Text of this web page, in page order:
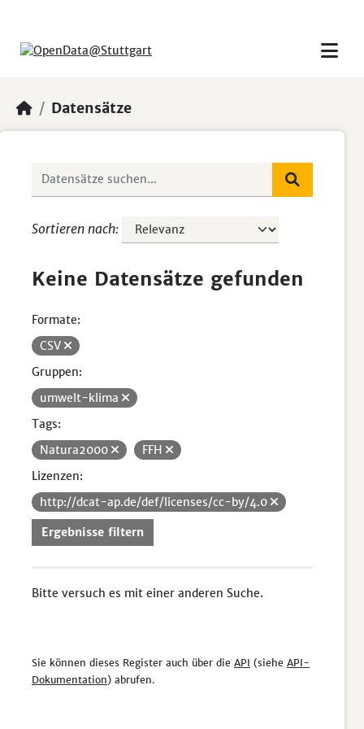
Datensätze
Sortieren nach
Keine Datensätze gefunden
Formate:
CSV
Gruppen:
umwelt-klima
Tags:
Natura2000
FFH
Lizenzen:
http://dcat-ap.de/def/licenses/cc-by/4.0
Ergebnisse filtern
Bitte versuch es mit einer anderen Suche.
Sie können dieses Register auch über die API (siehe API-
Dokumentation) abrufen.